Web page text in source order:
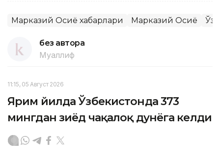
Марказий Осиё хабарлари Марказий Осиё
без автора
Муаллиф
11:15, 05 Август 2026
Ярим йилда Ўзбекистонда 373
мингдан зиёд чақалоқ дунёга келди